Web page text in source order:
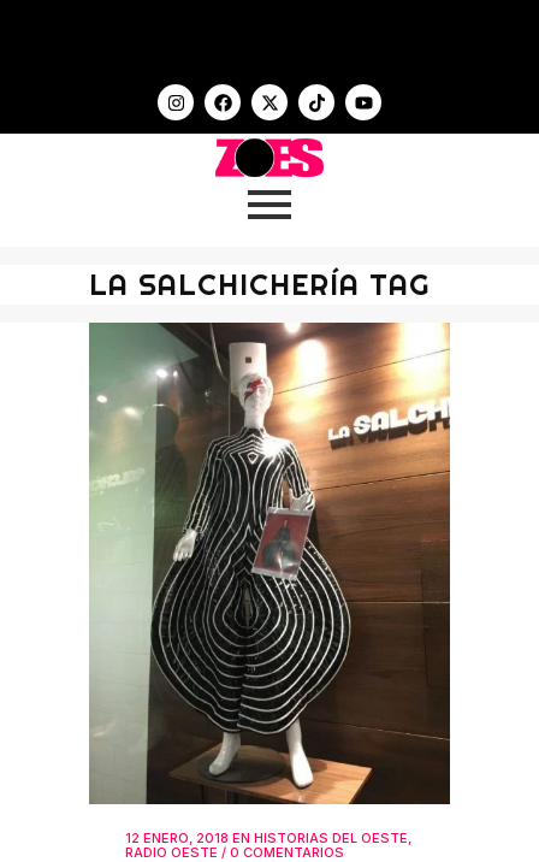
LA SALCHICHERÍA TAG
12 ENERO, 2018 EN HISTORIAS DEL OESTE,
RADIO OESTE / 0 COMENTARIOS